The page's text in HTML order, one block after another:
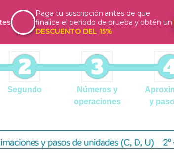
Paga tu suscripción antes de que
finalice el periodo de prueba y obtén un
DESCUENTO DEL 15%
2
Segundo
3
Números y
operaciones
y